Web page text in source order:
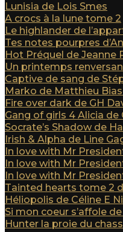
Lunisia de Lois Smes
A crocs à la lune tome 2
Le highlander de
Tes notes pourpres
Hot Préquel de Jeanne
Un printemps
Captive de sang de
Marko de Matthieu
Fire over dark de GH
Gang of girls 4 Alicia de
Socrate’s Shadow de
Irish & Alpha de Line
In love with Mr
In love with Mr
In love with Mr
Tainted hearts tome 2
Héliopolis de Céline E
Si mon coeur s’affole
Hunter la proie du